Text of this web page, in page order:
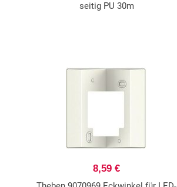
seitig PU 30m
8,59 €